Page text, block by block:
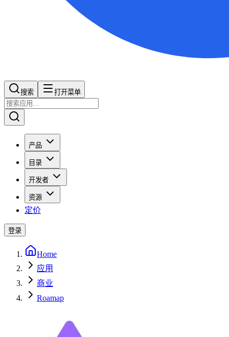
搜索​​​​ 打开菜单
产品
目录
开发者
资源
定价
登录
Home
应用
商业
Roamap